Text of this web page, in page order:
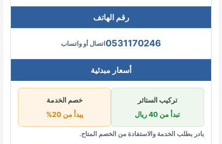
رقم الهاتف
0531170246اتصال أو واتساب
أسعار مبدئية
تركيب الستائر
تبدأ من 40 ريال
خصم الخدمة
يبدأ من 20%
بادر بطلب الخدمة والاستفادة من الخصم المتاح.